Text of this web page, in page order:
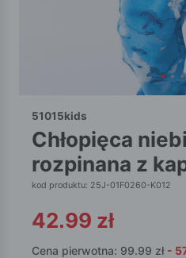
51015kids
chłopięca niebieska bluza
rozpinana z
kod produktu: 25J-01F0260-K012
42.99 zł
Cena pierwotna: 99.99 zł -